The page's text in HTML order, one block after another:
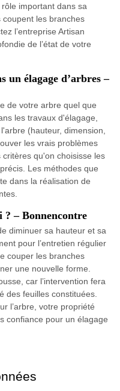
important dans sa
les branches
l’entreprise Artisan
de l’état de votre
un élagage d’arbres –
de votre arbre quel que
les travaux d'élagage,
(hauteur, dimension,
les vrais problèmes
qu'on choisisse les
Les méthodes que
dans la réalisation de
? – Bonnencontre
diminuer sa hauteur et sa
pour l’entretien régulier
couper les branches
une nouvelle forme.
car l’intervention fera
des feuilles constituées.
l’arbre, votre propriété
confiance pour un élagage